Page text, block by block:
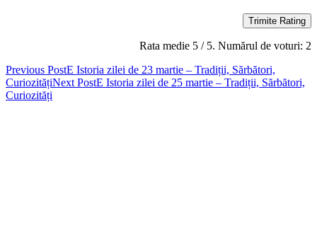
Trimite Rating
Rata medie 5 / 5. Numărul de voturi: 2
Post
navigation
Previous PostE Istoria zilei de 23 martie – Tradiții, Sărbători,
CuriozitățiNext PostE Istoria zilei de 25 martie – Tradiții, Sărbători,
Curiozități